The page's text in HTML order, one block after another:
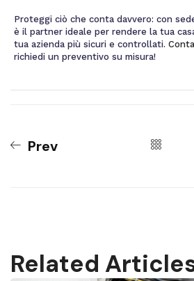
Proteggi ciò che conta davvero: con
è il partner ideale per rendere la tua
tua azienda più sicuri e controllati.
richiedi un preventivo su misura!
Prev
Related